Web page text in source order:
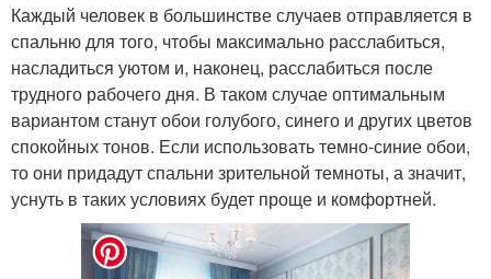
Каждый человек в большинстве случаев отправляется в
спальню для того, чтобы максимально расслабиться,
насладиться уютом и, наконец, расслабиться после
трудного рабочего дня. В таком случае оптимальным
вариантом станут обои голубого, синего и других цветов
спокойных тонов. Если использовать темно-синие обои,
то они придадут спальни зрительной темноты, а значит,
уснуть в таких условиях будет проще и комфортней.